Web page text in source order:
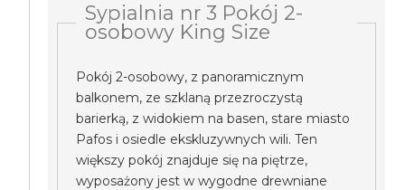
Sypialnia nr 3 Pokój 2-
osobowy King Size
Pokój 2-osobowy, z panoramicznym
balkonem, ze szklaną przezroczystą
barierką, z widokiem na basen, stare miasto
Pafos i osiedle ekskluzywnych wili. Ten
większy pokój znajduje się na piętrze,
wyposażony jest w wygodne drewniane